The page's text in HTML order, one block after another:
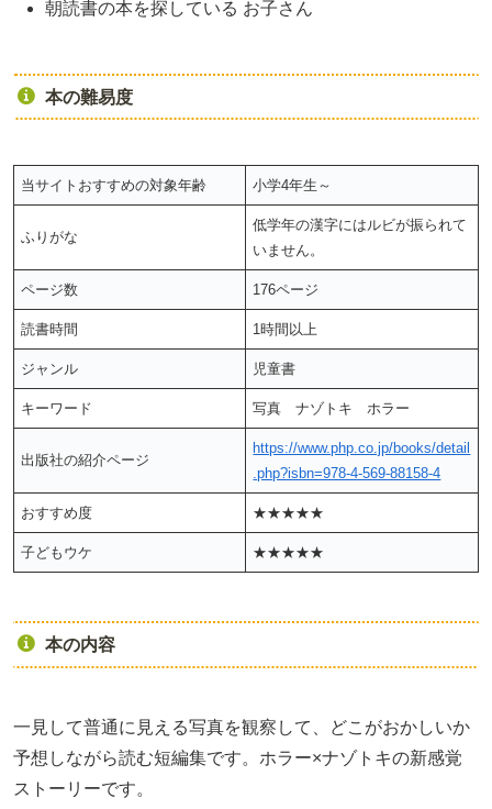
朝読書の本を探している お子さん
本の難易度
当サイトおすすめの対象年齢 小学4年生～
ふりがな
低学年の漢字にはルビが振られて
いません。
ページ数 176ページ
読書時間 1時間以上
ジャンル 児童書
キーワード 写真 ナゾトキ ホラー
出版社の紹介ページ
https://www.php.co.jp/books/detail
.php?isbn=978-4-569-88158-4
おすすめ度 ★★★★★
子どもウケ ★★★★★
本の内容
一見して普通に見える写真を観察して、どこがおかしいか
予想しながら読む短編集です。ホラー×ナゾトキの新感覚
ストーリーです。